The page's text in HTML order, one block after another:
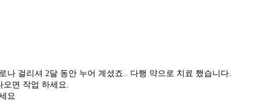
나 걸리셔 2달 동안 누어 계셨죠.. 다행 약으로 치료 했습니다.
오면 작업 하세요.
요